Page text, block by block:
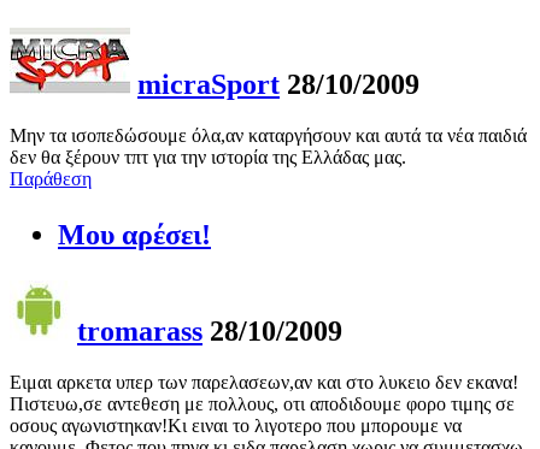
micraSport 28/10/2009
Μην τα ισοπεδώσουμε όλα,αν καταργήσουν και αυτά τα νέα παιδιά
δεν θα ξέρουν τπτ για την ιστορία της Ελλάδας μας.
Παράθεση
Μου αρέσει!
tromarass 28/10/2009
Ειμαι αρκετα υπερ των παρελασεων,αν και στο λυκειο δεν εκανα!
Πιστευω,σε αντεθεση με πολλους, οτι αποδιδουμε φορο τιμης σε
οσους αγωνιστηκαν!Κι ειναι το λιγοτερο που μπορουμε να